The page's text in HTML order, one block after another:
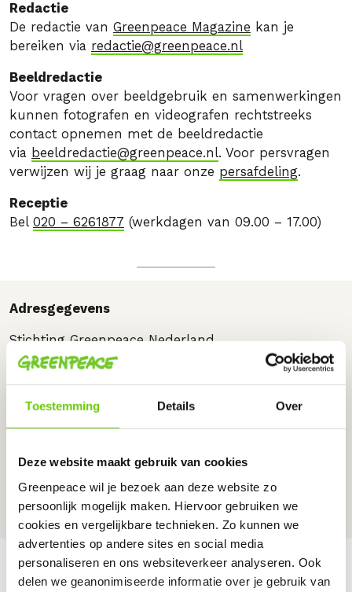
Toestemming Details Over
Deze website maakt gebruik van cookies
Greenpeace wil je bezoek aan deze website zo
persoonlijk mogelijk maken. Hiervoor gebruiken we
cookies en vergelijkbare technieken. Zo kunnen we
advertenties op andere sites en social media
personaliseren en ons websiteverkeer analyseren. Ook
delen we geanonimiseerde informatie over je gebruik van
Redactie
De redactie van Greenpeace Magazine kan je
bereiken via redactie@greenpeace.nl
Beeldredactie
Voor vragen over beeldgebruik en samenwerkingen
kunnen fotografen en videografen rechtstreeks
contact opnemen met de beeldredactie
via beeldredactie@greenpeace.nl. Voor persvragen
verwijzen wij je graag naar onze persafdeling.
Receptie
Bel 020 – 6261877 (werkdagen van 09.00 – 17.00)
Adresgegevens
Stichting Greenpeace Nederland
Paul van Vlissingenstraat 10-E
Financiële gegevens
Banknummer NL89 TRIO 0338 8885 00
RSIN nummer / fiscaal nummer: 004882738
BTW nummer: NL004882738 B01
Meer over Greenpeace